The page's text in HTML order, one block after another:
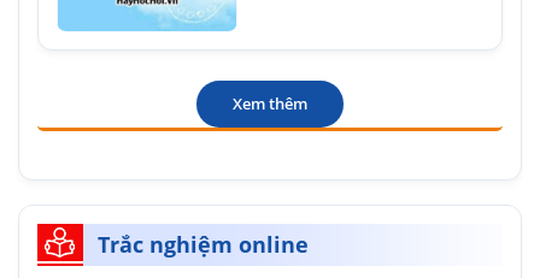
Xem thêm
Trắc nghiệm online